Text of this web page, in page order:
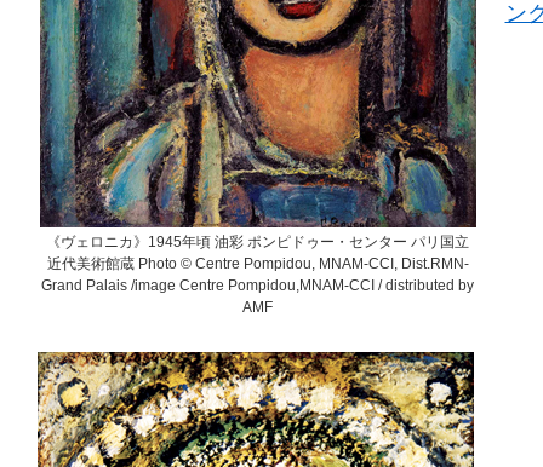
《ヴェロニカ》1945年頃 油彩 ポンピドゥー・センター パリ国立
近代美術館蔵 Photo © Centre Pompidou, MNAM-CCI, Dist.RMN-
Grand Palais /image Centre Pompidou,MNAM-CCI / distributed by
AMF
ン